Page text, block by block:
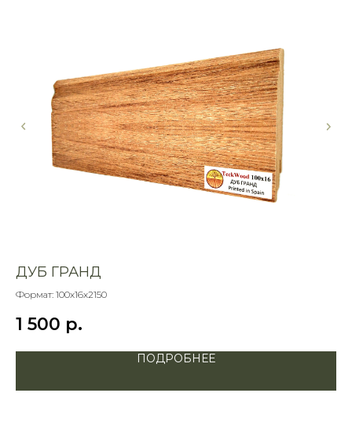
ДУБ ГРАНД
Формат: 100х16х2150
1 500 р.
ПОДРОБНЕЕ